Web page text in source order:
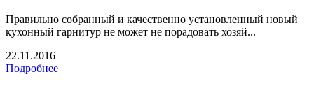
Правильно собранный и качественно установленный новый
кухонный гарнитур не может не порадовать хозяй...
22.11.2016
Подробнее